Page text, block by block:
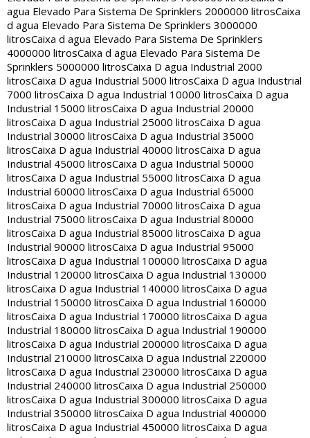
agua Elevado Para Sistema De Sprinklers 2000000 litrosCaixa
d agua Elevado Para Sistema De Sprinklers 3000000
litrosCaixa d agua Elevado Para Sistema De Sprinklers
4000000 litrosCaixa d agua Elevado Para Sistema De
Sprinklers 5000000 litrosCaixa D agua Industrial 2000
litrosCaixa D agua Industrial 5000 litrosCaixa D agua Industrial
7000 litrosCaixa D agua Industrial 10000 litrosCaixa D agua
Industrial 15000 litrosCaixa D agua Industrial 20000
litrosCaixa D agua Industrial 25000 litrosCaixa D agua
Industrial 30000 litrosCaixa D agua Industrial 35000
litrosCaixa D agua Industrial 40000 litrosCaixa D agua
Industrial 45000 litrosCaixa D agua Industrial 50000
litrosCaixa D agua Industrial 55000 litrosCaixa D agua
Industrial 60000 litrosCaixa D agua Industrial 65000
litrosCaixa D agua Industrial 70000 litrosCaixa D agua
Industrial 75000 litrosCaixa D agua Industrial 80000
litrosCaixa D agua Industrial 85000 litrosCaixa D agua
Industrial 90000 litrosCaixa D agua Industrial 95000
litrosCaixa D agua Industrial 100000 litrosCaixa D agua
Industrial 120000 litrosCaixa D agua Industrial 130000
litrosCaixa D agua Industrial 140000 litrosCaixa D agua
Industrial 150000 litrosCaixa D agua Industrial 160000
litrosCaixa D agua Industrial 170000 litrosCaixa D agua
Industrial 180000 litrosCaixa D agua Industrial 190000
litrosCaixa D agua Industrial 200000 litrosCaixa D agua
Industrial 210000 litrosCaixa D agua Industrial 220000
litrosCaixa D agua Industrial 230000 litrosCaixa D agua
Industrial 240000 litrosCaixa D agua Industrial 250000
litrosCaixa D agua Industrial 300000 litrosCaixa D agua
Industrial 350000 litrosCaixa D agua Industrial 400000
litrosCaixa D agua Industrial 450000 litrosCaixa D agua